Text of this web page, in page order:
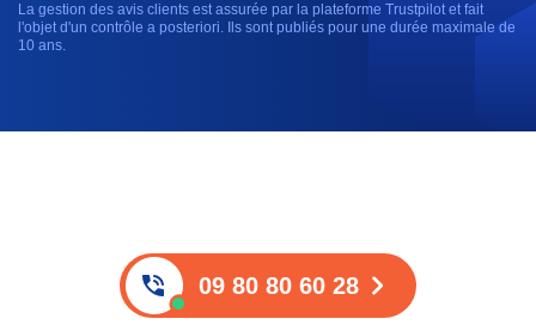
La gestion des avis clients est assurée par la plateforme Trustpilot et fait
l'objet d'un contrôle a posteriori. Ils sont publiés pour une durée maximale de
10 ans.
09 80 80 60 28